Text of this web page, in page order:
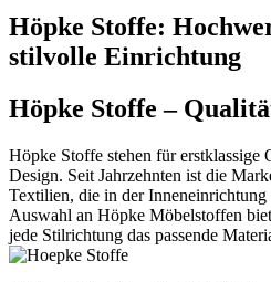
Höpke Stoffe:
stilvolle Einrichtung
Höpke Stoffe –
Höpke Stoffe stehen für erstklassige
Design. Seit Jahrzehnten ist die
Textilien, die in der
Auswahl an Höpke Möbelstoffen
jede Stilrichtung das passende